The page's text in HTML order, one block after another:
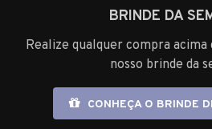
BRINDE DA
Realize qualquer compra acima
nosso brinde da
CONHEÇA O BRINDE